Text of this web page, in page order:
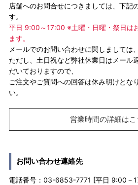
店舗へのお問合せにつきましては、下記
す。
平日 9:00～17:00 ※土曜・日曜・祭日は
ます。
メールでのお問い合わせに関しましては
ただし、土日祝など弊社休業日はメール
だいておりますので、
ご注文やご質問への回答は休み明けとな
い。
営業時間の詳細はこ
お問い合わせ連絡先
電話番号：03-6853-7771 [平日 9:00－